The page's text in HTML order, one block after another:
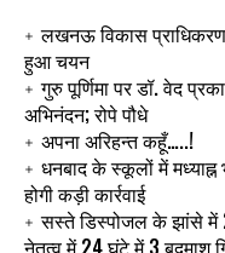
लखनऊ विकास
हुआ चयन
गुरु पूर्णिमा पर डॉ. वेद
अभिनंदन; रोपे पौधे
अपना अरिहन्त कहूँ…..!
धनबाद के स्कूलों में
होगी कड़ी कार्रवाई
सस्ते डिस्पोजल के झांसे में
नेतृत्व में 24 घंटे में 3 बदमाश